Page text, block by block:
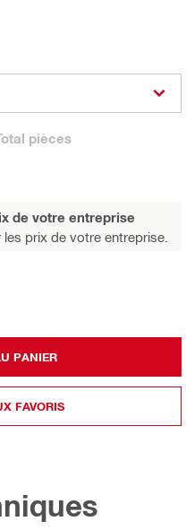
pièces
de votre entreprise
les prix de votre entreprise.
PANIER
FAVORIS